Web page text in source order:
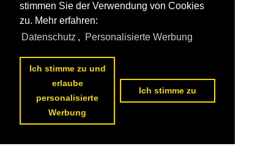
stimmen Sie der Verwendung von Cookies
zu. Mehr erfahren:
Datenschutz , Personalisierte Werbung
Ich stimme zu und
erlaube
personalisierte
Werbung
Ich stimme zu